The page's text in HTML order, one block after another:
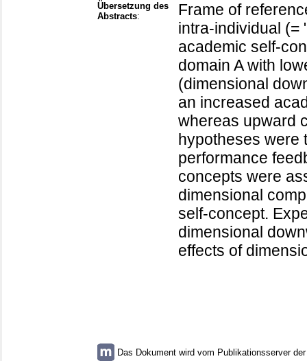
Übersetzung des
Abstracts:
Frame of
intra-individual (=
academic self-
domain A with
(dimensional
an increased
whereas upward
hypotheses were
performance
concepts were
dimensional
self-concept.
dimensional
effects of
Das Dokument wird vom Publikationsserver